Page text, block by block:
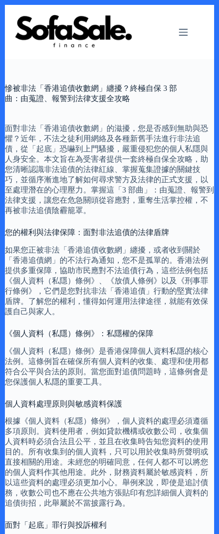
content
慘被非法「香港追債收數網」纏擾？終極自保 3 部
曲：由蒐證、報警到法律支援全攻略
面對非法「香港追債收數網」的滋擾，您是否感到無助與恐
懼？近年，不法之徒利用網絡及各種新舊手法進行非法追
債，從「起底」恐嚇到上門騷擾，嚴重侵犯您的個人私隱與
人身安全。本文旨在為受害者提供一套終極自保全攻略，助
您清晰認識非法追債的法律紅線、掌握蒐集證據的關鍵技
巧，並循序漸進地了解如何尋求警方及法律的正式支援，以
至處理潛在的心理壓力。掌握這「3 部曲」：由蒐證、報警到
法律支援，讓您在危急關頭從容應對，重奪生活掌控權，不
再被非法追債陰霾籠罩。
您的權利與法律保障：面對非法追債的法律盾牌
如果您正被非法「香港追債收數網」纏擾，或者收到關於
「香港追債網」的不法行為通知，您不是孤單的。香港法例
提供多重保障，協助市民應對不法追債行為，這些法例包括
《個人資料（私隱）條例》、《放債人條例》以及《刑事罪
行條例》，它們是您對抗非法「香港追債」行動的堅實法律
盾牌。了解您的權利，懂得如何運用法律途徑，就能有效保
護自己與家人。
《個人資料（私隱）條例》：私隱權的保障
《個人資料（私隱）條例》是香港保障個人資料私隱的核心
法例。這條例旨在確保所有個人資料的收集、處理和使用都
符合公平與合法的原則。當您面對追債問題時，這條例會是
您保護個人私隱的重要工具。
個人資料處理原則與敏感資料保護
根據《個人資料（私隱）條例》，個人資料的處理必須遵循
多項原則。資料使用者，例如貸款機構或收數公司，收集個
人資料時必須合法且公平，並且在收集時告知您資料的使用
目的。所有收集到的個人資料，只可以用於收集時所聲明或
直接相關的用途。未經您的明確同意，任何人都不可以將您
的個人資料作其他用途。此外，財務資料屬於敏感資料，所
以這些資料的處理必須更加小心。舉例來說，即使是追討債
務，收數公司也不應在公共地方張貼印有您詳細個人資料的
追債街招，此舉屬於不當披露行為。
面對「起底」罪行與投訴權利